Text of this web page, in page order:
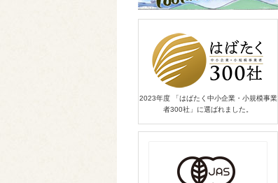
2023年度 「はばたく中小企業・小規模事業
者300社」に選ばれました。